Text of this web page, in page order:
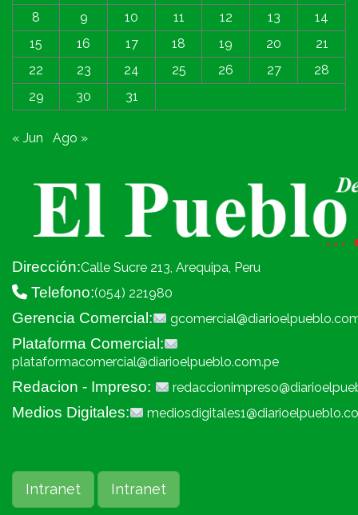
8
9 10 11 12 13
14
15
16 17 18 19 20
21
22
23 24 25 26 27
28
29
30 31
« Jun Ago »
Dirección:Calle Sucre 213, Arequipa, Peru
Telefono:(054) 221980
Gerencia Comercial:
Plataforma Comercial:
plataformacomercial@diarioelpueblo.com.pe
Redacion - Impreso:
Medios Digitales:
Intranet Intranet